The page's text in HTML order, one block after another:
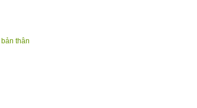
thân